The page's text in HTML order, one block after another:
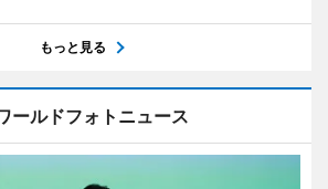
もっと見る
ールドフォトニュース